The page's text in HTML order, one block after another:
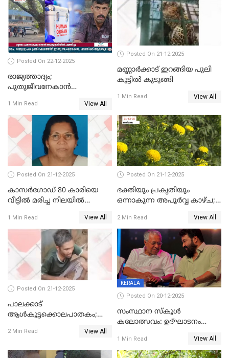
Posted On 22-12-2025
രാജ്യത്താദ്യം;
പുതുജീവനേകാൻ
എറണാകുളം സർക്കാർ
ജനറൽ
ആശുപത്രിയിലെത്തിച്ചു
1 Min Read View All
Posted On 21-12-2025
മണ്ണാർക്കാട് ഇറങ്ങിയ പുലി
കൂട്ടിൽ കുടുങ്ങി
1 Min Read View All
Posted On 21-12-2025
കാസർഗോഡ് 80 കാരിയെ
വീട്ടിൽ മരിച്ച നിലയിൽ
1 Min Read View All
Posted On 21-12-2025
ഭക്തിയും പ്രകൃതിയും
ഒന്നാകുന്ന അപൂര്‍വ്വ കാഴ്ച;
കാഴ്ചാനുഭവമൊരുക്കി
ശബരീ നന്ദനം
2 Min Read View All
Posted On 21-12-2025
പാലക്കാട്‌
ആൾകൂട്ടക്കൊലപാതകം;
ഊർജ്ജിതമാക്കിമാക്കി
2 Min Read View All
KERALA
Posted On 20-12-2025
സംസ്ഥാന സ്കൂൾ
കലോത്സവം: ഉദ്ഘാടനം
മുഖ്യാതിഥിയായി
മോഹൻലാൽ
1 Min Read View All